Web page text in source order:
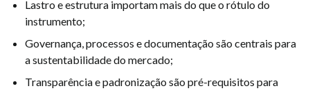
Lastro e estrutura importam mais do que o rótulo do
instrumento;
Governança, processos e documentação são centrais para
a sustentabilidade do mercado;
Transparência e padronização são pré-requisitos para